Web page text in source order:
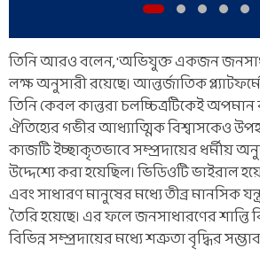
তিনি আরও বলেন, 'অভিযুক্ত একজন
লক্ষ অনুসারী রয়েছে। আন্তর্জাতিক
তিনি কেবল কান্তরা চলচ্চিত্রটিকেই
ঐতিহ্যের গভীর আধ্যাত্মিক বিশ্বাসকেও
কাজটি ইচ্ছাকৃতভাবে সম্প্রদায়ের ধর্মীয়
উদ্দেশ্যে করা হয়েছিল। ভিডিওটি ভাইরাল
এবং সাধারণ মানুষের মধ্যে তীব্র মানসিক
তৈরি হয়েছে। এর ফলে জনসাধারণের শান্তি
বিভিন্ন সম্প্রদায়ের মধ্যে শত্রুতা বৃদ্ধির